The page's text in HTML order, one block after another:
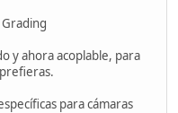
y ahora acoplable, para
para cámaras